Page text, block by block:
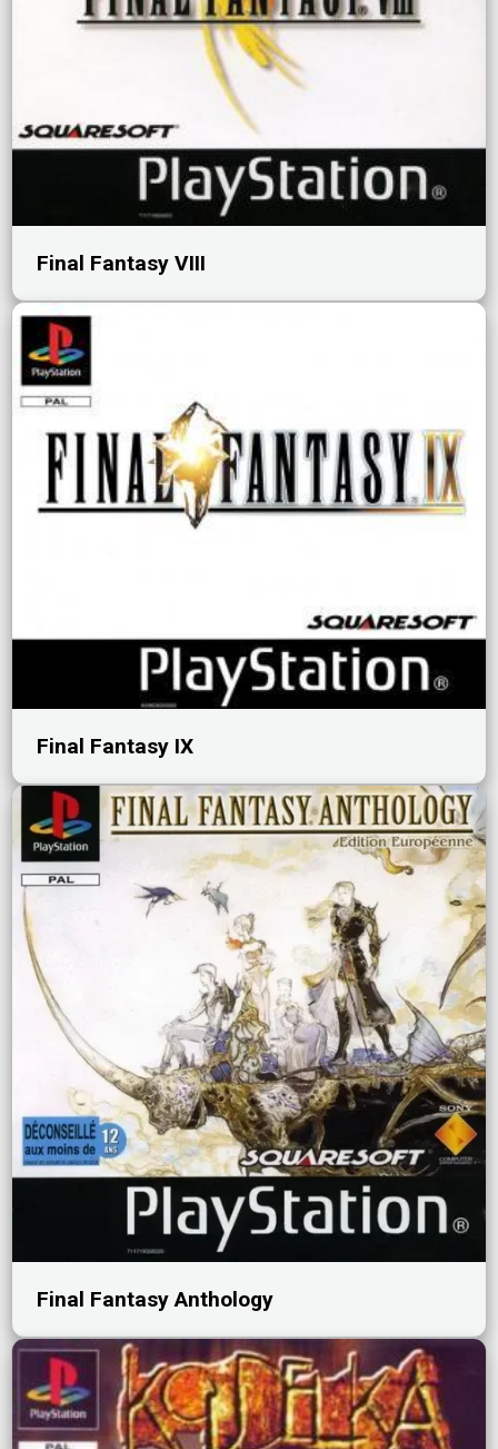
Final Fantasy VIII
Final Fantasy IX
Final Fantasy Anthology